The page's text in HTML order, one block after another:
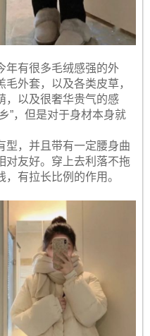
年有很多毛绒感强的外
外套，以及各类皮草，
，以及很奢华贵气的感
”，但是对于身材本身就
型，并且带有一定腰身曲
对友好。穿上去利落不拖
有拉长比例的作用。